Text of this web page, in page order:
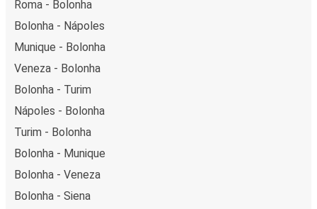
Roma - Bolonha
Bolonha - Nápoles
Munique - Bolonha
Veneza - Bolonha
Bolonha - Turim
Nápoles - Bolonha
Turim - Bolonha
Bolonha - Munique
Bolonha - Veneza
Bolonha - Siena